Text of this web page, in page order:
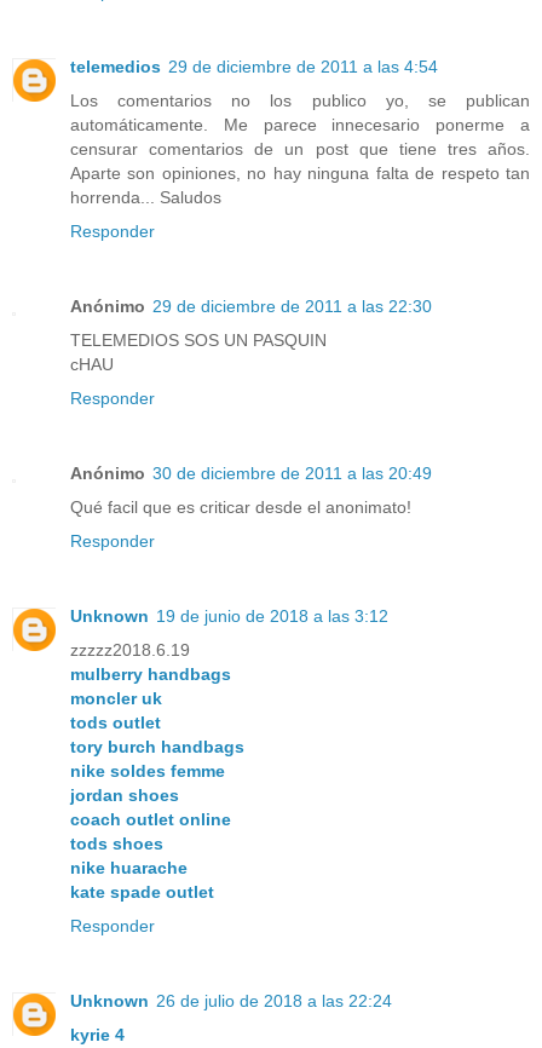
telemedios 29 de diciembre de 2011 a las 4:54
Los comentarios no los publico yo, se publican
automáticamente. Me parece innecesario ponerme a
censurar comentarios de un post que tiene tres años.
Aparte son opiniones, no hay ninguna falta de respeto tan
horrenda... Saludos
Responder
Anónimo 29 de diciembre de 2011 a las 22:30
TELEMEDIOS SOS UN PASQUIN
cHAU
Responder
Anónimo 30 de diciembre de 2011 a las 20:49
Qué facil que es criticar desde el anonimato!
Responder
Unknown 19 de junio de 2018 a las 3:12
zzzzz2018.6.19
mulberry handbags
moncler uk
tods outlet
tory burch handbags
nike soldes femme
jordan shoes
coach outlet online
tods shoes
nike huarache
kate spade outlet
Responder
Unknown 26 de julio de 2018 a las 22:24
kyrie 4